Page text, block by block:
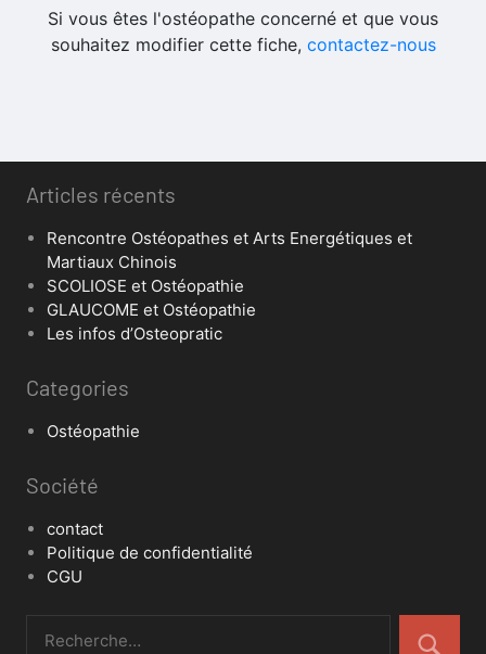
Si vous êtes l'ostéopathe concerné et que vous
souhaitez modifier cette fiche, contactez-nous
Articles récents
Rencontre Ostéopathes et Arts Energétiques et
Martiaux Chinois
SCOLIOSE et Ostéopathie
GLAUCOME et Ostéopathie
Les infos d’Osteopratic
Categories
Ostéopathie
Société
contact
Politique de confidentialité
CGU